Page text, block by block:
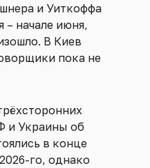
и Уиткоффа
– начале июня,
В Киев
пока не
и Украины об
в конце
го, однако